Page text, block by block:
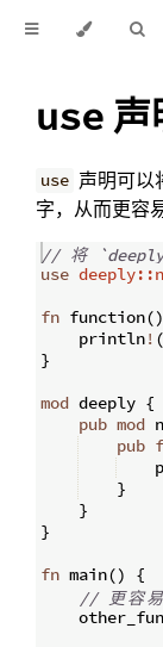
use 声
use 声明可以
字，从而更容
// 将
use
fn function()
    println
! (
}
mod deeply {
pub mod
pub
}
}
}
fn main()
{
// 更容易